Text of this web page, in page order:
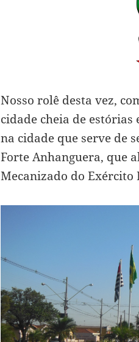
Nosso rolê desta vez,
cidade cheia de
na cidade que serve de
Forte Anhanguera, que
Mecanizado do Exército